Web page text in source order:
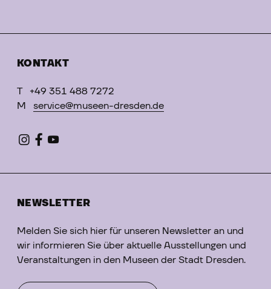
KONTAKT
T
+49 351 488 7272
M
service@museen-dresden.de
NEWSLETTER
Melden Sie sich hier für unseren Newsletter an und
wir informieren Sie über aktuelle Ausstellungen und
Veranstaltungen in den Museen der Stadt Dresden.